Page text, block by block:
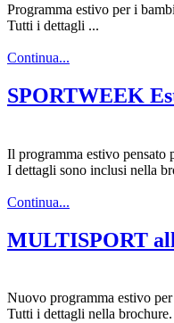
Programma estivo per i
Tutti i dettagli ...
Continua...
SPORTWEEK
Il programma estivo pensato
I dettagli sono inclusi nella
Continua...
MULTISPORT
Nuovo programma estivo
Tutti i dettagli nella brochure.